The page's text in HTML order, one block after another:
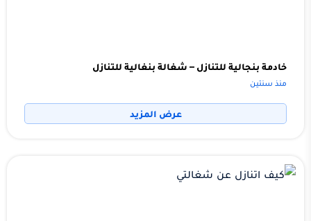
خادمة بنجالية للتنازل – شغالة بنغالية للتنازل
منذ سنتين
عرض المزيد